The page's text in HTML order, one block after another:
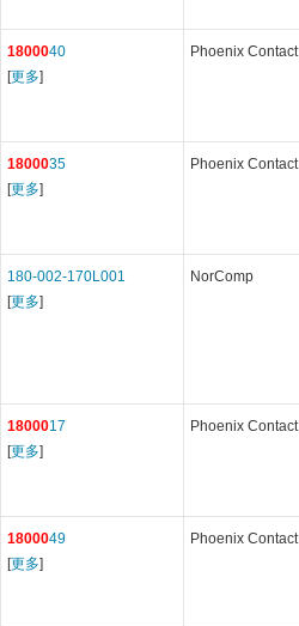
1800040
[更多]
Phoenix Contact
1800035
[更多]
Phoenix Contact
180-002-170L001
[更多]
NorComp
1800017
[更多]
Phoenix Contact
1800049
[更多]
Phoenix Contact